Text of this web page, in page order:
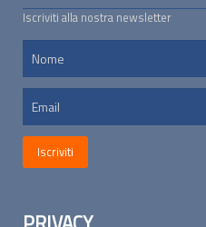
Iscriviti alla nostra newsletter